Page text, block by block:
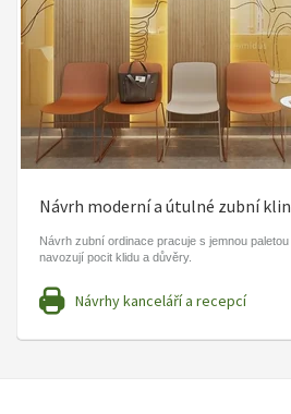
Návrh moderní a útulné zubní
Návrh zubní ordinace pracuje s jemnou
navozují pocit klidu a důvěry.
Návrhy kanceláří a recepcí